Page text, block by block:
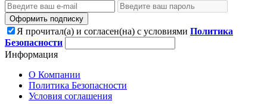
Оформить подписку
Я прочитал(а) и согласен(на) с условиями Политика
Безопасности
Информация
О Компании
Политика Безопасности
Условия соглашения